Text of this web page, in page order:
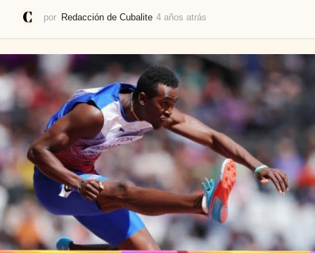
por Redacción de Cubalite 4 años atrás
o
a
t
r
á
s